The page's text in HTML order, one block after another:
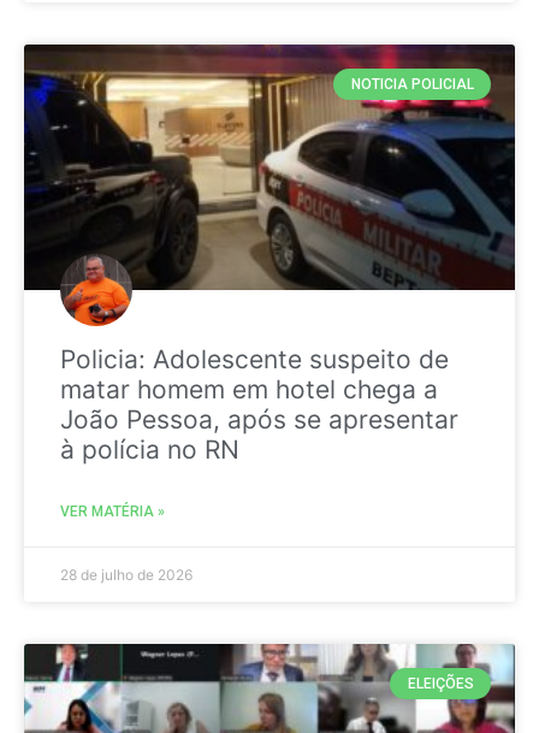
NOTICIA POLICIAL
Policia: Adolescente suspeito de
matar homem em hotel chega a
João Pessoa, após se apresentar
à polícia no RN
VER MATÉRIA »
28 de julho de 2026
ELEIÇÕES